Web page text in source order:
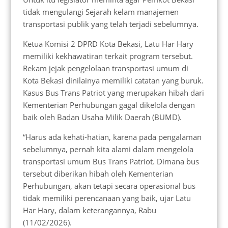
tidak mengulangi Sejarah kelam manajemen
transportasi publik yang telah terjadi sebelumnya.
Ketua Komisi 2 DPRD Kota Bekasi, Latu Har Hary
memiliki kekhawatiran terkait program tersebut.
Rekam jejak pengelolaan transportasi umum di
Kota Bekasi dinilainya memiliki catatan yang buruk.
Kasus Bus Trans Patriot yang merupakan hibah dari
Kementerian Perhubungan gagal dikelola dengan
baik oleh Badan Usaha Milik Daerah (BUMD).
“Harus ada kehati-hatian, karena pada pengalaman
sebelumnya, pernah kita alami dalam mengelola
transportasi umum Bus Trans Patriot. Dimana bus
tersebut diberikan hibah oleh Kementerian
Perhubungan, akan tetapi secara operasional bus
tidak memiliki perencanaan yang baik, ujar Latu
Har Hary, dalam keterangannya, Rabu
(11/02/2026).